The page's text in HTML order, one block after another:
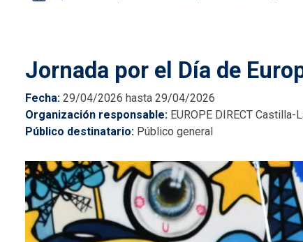
Jornada por el Día de
Fecha 29/04/2026 hasta 29/04/2026
Organización responsable EUROPE DIRECT Castilla-
Público destinatario Público general